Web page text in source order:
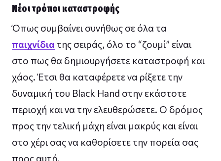
Νέοι τρόποι καταστροφής
Όπως συμβαίνει συνήθως σε όλα τα
παιχνίδια της σειράς, όλο το “ζουμί” είναι
στο πως θα δημιουργήσετε καταστροφή και
χάος. Έτσι θα καταφέρετε να ρίξετε την
δυναμική του Black Hand στην εκάστοτε
περιοχή και να την ελευθερώσετε. Ο δρόμος
προς την τελική μάχη είναι μακρύς και είναι
στο χέρι σας να καθορίσετε την πορεία σας
προς αυτή.